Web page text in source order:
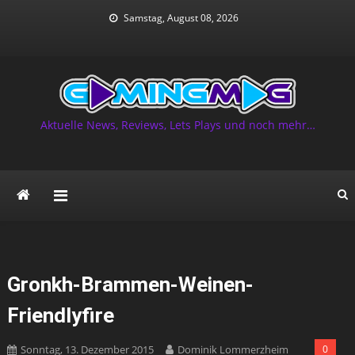
Samstag, August 08, 2026
Aktuelle News, Reviews, Lets Plays und noch mehr…
Gronkh-Brammen-Weinen-
Friendlyfire
Sonntag, 13. Dezember 2015 Dominik Lommerzheim 0